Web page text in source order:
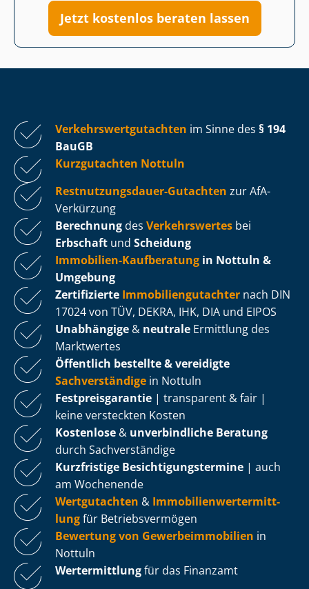
Jetzt kostenlos beraten lassen
Ver­kehrs­wert­gut­ach­ten im Sinne des § 194
BauGB
Kurzgutachten Nottuln
Rest­nut­zungs­dau­er-Gutachten zur AfA-
Verkürzung
Berechnung des Verkehrswertes bei
Erbschaft und Scheidung
Immobilien-Kaufberatung in Nottuln &
Umgebung
Zertifizierte Im­mo­bi­li­en­gut­ach­ter nach DIN
17024 von TÜV, DEKRA, IHK, DIA und EIPOS
Unabhängige & neutrale Ermittlung des
Marktwertes
Öffentlich bestellte & vereidigte
Sachverständige in Nottuln
Fest­preis­ga­ran­tie | transparent & fair |
keine versteckten Kosten
Kostenlose & unverbindliche Beratung
durch Sachverständige
Kurzfristige Be­sich­ti­gungs­ter­mi­ne | auch
am Wochenende
Wertgutachten & Im­mo­bi­li­en­wert­ermitt­
lungfür Be­triebs­ver­mö­gen
Bewertung von Ge­wer­be­im­mo­bi­li­en in
Nottuln
Wertermittlungfür das Finanzamt